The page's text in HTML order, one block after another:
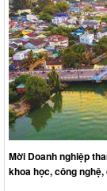
Mời Doanh nghiệp
khoa học, công